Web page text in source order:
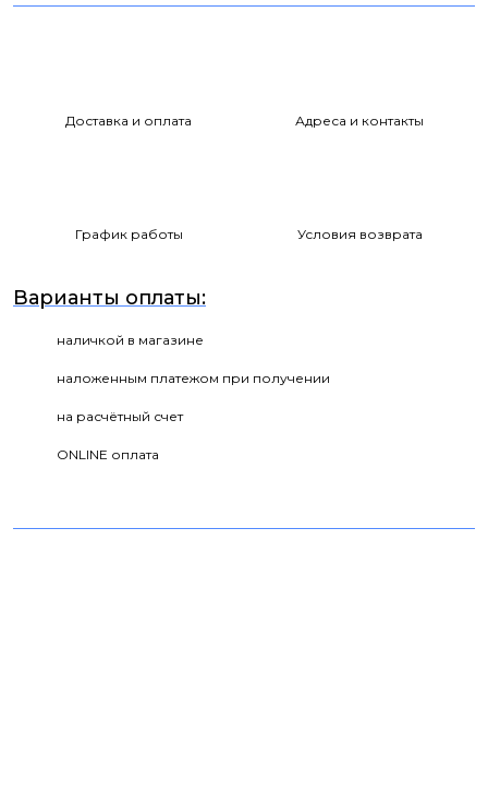
Доставка и оплата Адреса и контакты
График работы Условия возврата
Варианты оплаты:
наличкой в магазине
наложенным платежом при получении
на расчётный счет
ONLINE оплата